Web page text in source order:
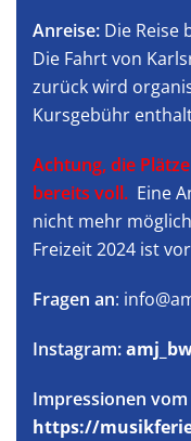
Anreise: Die Reise
Die Fahrt von
zurück wird
Kursgebühr
Achtung, die
bereits voll. Eine
nicht mehr
Freizeit 2024 ist
Fragen an:
Instagram:
Impressionen
https://